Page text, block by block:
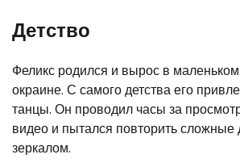
Детство
Феликс родился и вырос в
окраине. С самого детства его
танцы. Он проводил часы за
видео и пытался повторить
зеркалом.